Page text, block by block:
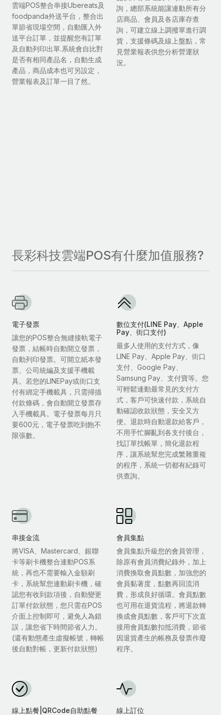
雲端POS整合串接Ubereats及
foodpanda外送平台，整合出
單節省現場空間，自動匯入外
送平台訂單，並提醒您有訂單
及自動列印出單.系統會自比對
是否有相同產品名，自動生成
產品，商品成本也可另設定，
營業報表及訂單一目了然。
詢，總部系統能讓連動所有分
店商品、會員及各店庫存查
詢，可建立線上調撥單進行調
貨，支援條碼及線上盤點，常
見營業報表供您分析營運狀
況。
長彩科技雲端POS有什麼加值服務?
電子發票
讓您的POS整合無縫接軌電子
發票，結帳時自動開立發票，
自動列印發票。可開立紙本發
票、公司統編及支援手機載
具。若您的LINEPay或街口支
付有綁定手機載具，只需掃描
付款條碼，會自動開立發票存
入手機載具。電子發票每月只
要600元，電子發票吃到飽不
限張數。
數位支付(LINE Pay、Apple
Pay、街口支付)
最多人使用的支付方式，像
LINE Pay、Apple Pay、街口
支付、Google Pay、
Samsung Pay、支付寶等。您
可輕鬆連動最常見的支付方
式，客戶可快速付款，系統自
動確認收款狀態，安全又方
便。退款時自動退款給客戶，
不用手忙腳亂到各支付後台，
找訂單找帳單，簡化退款程
序，讓系統幫您完成繁雜重複
的程序，系統一切都有紀錄可
供查詢。
串接金流
將VISA、Mastercard、銀聯
卡等刷卡機整合連動POS系
統，再也不需要輸入金額刷
卡，系統幫您連動刷卡機，確
認您有收到款項後，自動變更
訂單付款狀態，您只需在POS
介面上控制即可，避免人為錯
誤，讓您省下時間節省人力。
(還有動態產生虛擬帳號，轉帳
後自動對帳，更新付款狀態)
會員集點
會員集點升級您的會員管理，
除原有會員消費紀錄外，加上
消費換取會員點數，加強您的
會員黏著度，點數再回流消
費，形成良好循環。會員點數
也可用在退貨流程，將退款轉
換成會員點數，客戶可下次直
接用會員點數扣抵消費，節省
因退貨產生的帳務及發票作廢
程序。
線上點餐|QRCode自助點餐
線上訂位